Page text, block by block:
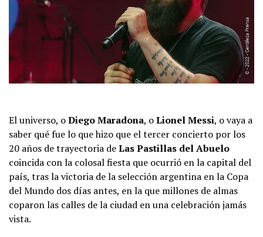
El universo, oDiego Maradona, oLionelMessi, o vaya a
saber qué fue lo que hizo que el tercer concierto por los
20 años de trayectoria deLas Pastillas del Abuelo
coincida con la colosal fiesta que ocurrió en la capital del
país, tras la victoria de la selección argentina en la Copa
del Mundo dos días antes, en la que millones de almas
coparon las calles de la ciudad en una celebración jamás
vista.